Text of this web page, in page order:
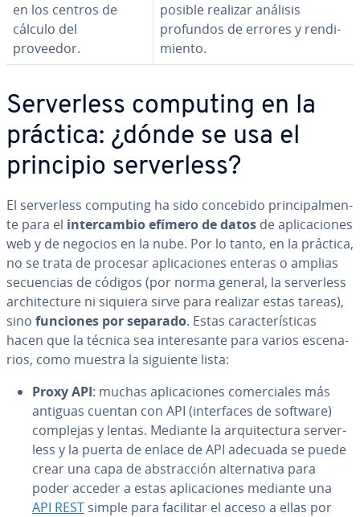
en los centros de
cálculo del
proveedor.
posible realizar análisis
profundos de errores y re­n­di­
mie­n­to.
Se­r­ve­r­le­ss computing en la
práctica: ¿dónde se usa el
principio se­r­ve­r­le­ss?
El se­r­ve­r­le­ss computing ha sido concebido pri­n­ci­pa­l­me­n­
te para el in­te­r­ca­m­bio efímero de datos de apli­ca­cio­nes
web y de negocios en la nube. Por lo tanto, en la práctica,
no se trata de procesar apli­ca­cio­nes enteras o amplias
se­cue­n­cias de códigos (por norma general, la se­r­ve­r­le­ss
ar­chi­te­c­tu­re ni siquiera sirve para realizar estas tareas),
sino funciones por separado. Estas ca­ra­c­te­rí­s­ti­cas
hacen que la técnica sea in­te­re­sa­n­te para varios es­ce­na­
rios, como muestra la siguiente lista:
Proxy API: muchas apli­ca­cio­nes co­me­r­cia­les más
antiguas cuentan con API (in­te­r­fa­ces de software)
complejas y lentas. Mediante la ar­qui­te­c­tu­ra se­r­ve­r­
le­ss y la puerta de enlace de API adecuada se puede
crear una capa de ab­s­tra­c­ción al­te­r­na­ti­va para
poder acceder a estas apli­ca­cio­nes mediante una
API REST simple para facilitar el acceso a ellas por